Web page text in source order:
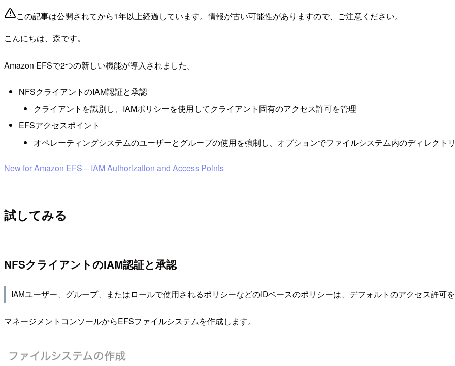
この記事は公開されてから1年以上経過しています。情報が古い可能性がありますので、ご注意ください。
こんにちは、森です。
Amazon EFSで2つの新しい機能が導入されました。
NFSクライアントのIAM認証と承認
クライアントを識別し、IAMポリシーを使用してクライアント固有のアクセス許可を管理
EFSアクセスポイント
オペレーティングシステムのユーザーとグループの使用を強制し、オプションでファイルシステム内のディレクト
New for Amazon EFS – IAM Authorization and Access Points
試してみる
NFSクライアントのIAM認証と承認
IAMユーザー、グループ、またはロールで使用されるポリシーなどのIDベースのポリシーは、デフォルトのアクセス許可
マネージメントコンソールからEFSファイルシステムを作成します。